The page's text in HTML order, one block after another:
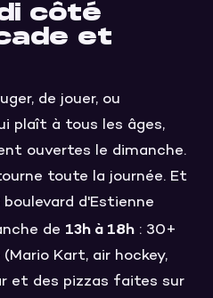
côté
et
de jouer, ou
plaît à tous les âges,
ouvertes le dimanche.
toute la journée. Et
boulevard d'Estienne
de 13h à 18h : 30+
Kart, air hockey,
et des pizzas faites sur